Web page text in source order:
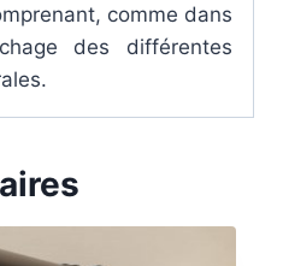
comme dans
des différentes